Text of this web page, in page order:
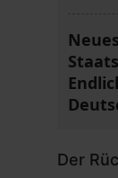
Neues
Der